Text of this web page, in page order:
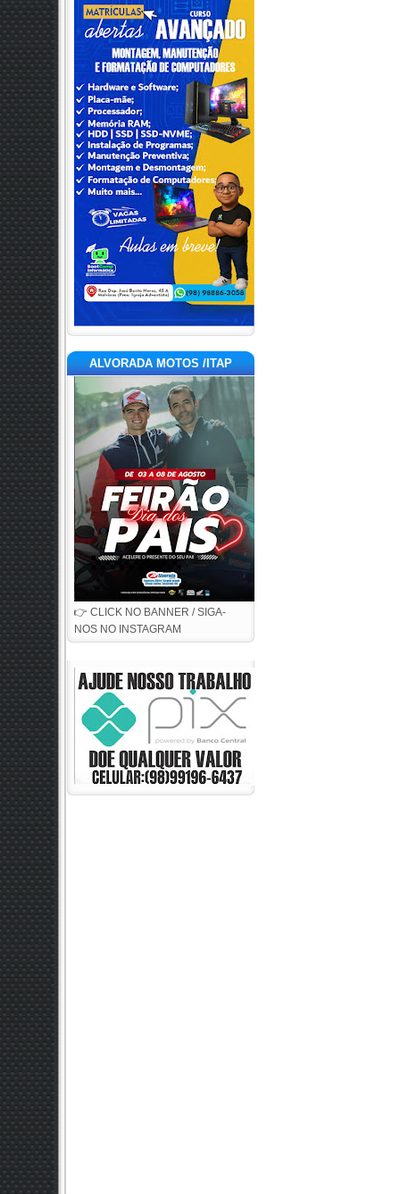
ALVORADA MOTOS /ITAP
👉 CLICK NO BANNER / SIGA-
NOS NO INSTAGRAM